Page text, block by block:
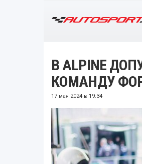
В ALPINE
КОМАНДУ
17 мая 2024 в 19:34